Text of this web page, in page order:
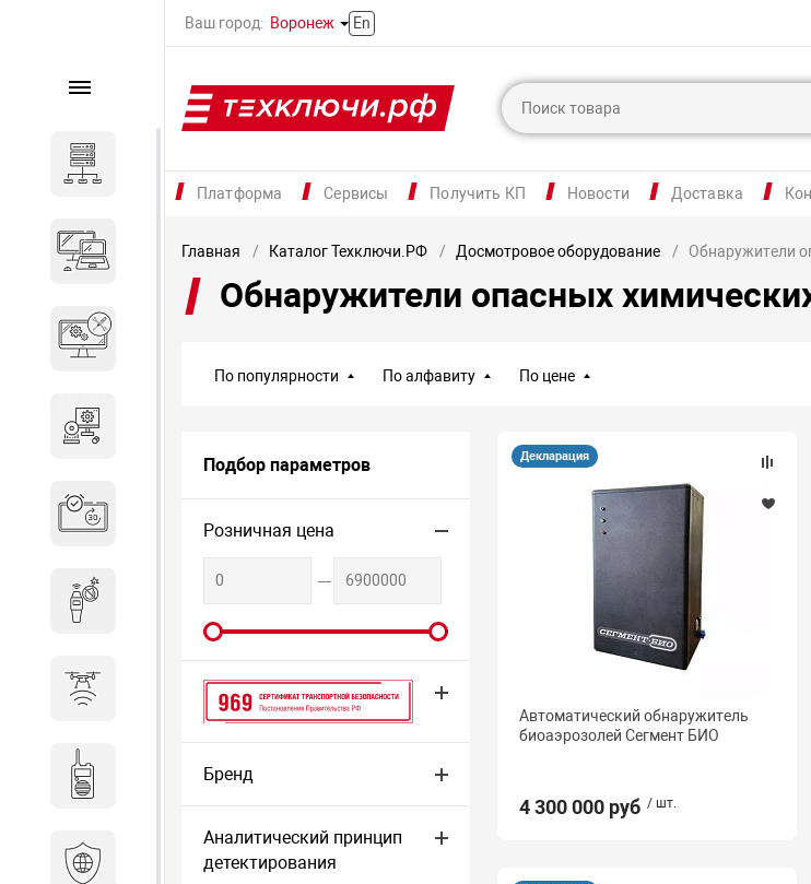
Ваш город: Воронеж En
Платформа Сервисы Получить КП Новости Доставка
Каталог
Компьютеры и ноутбуки
Комплектующие для
Система бронирования
переговорных
Досмотровое оборудование
Защита от БПЛА
Радиостанции
Кибербезопасность
Главная Каталог Техключи.РФ Досмотровое оборудование Обнаружители
Обнаружители опасных
По популярности По алфавиту По цене
Подбор параметров
Розничная цена
Сертификат 969
Бренд
Аналитический принцип
детектирования
Декларация
Автоматический обнаружитель
биоаэрозолей Сегмент БИО
4 300 000 руб / шт.